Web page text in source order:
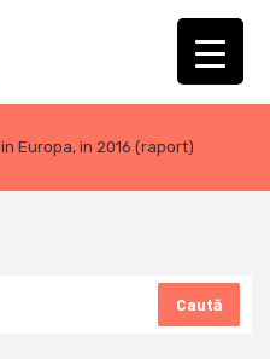
Europa, in 2016 (raport)
Caută